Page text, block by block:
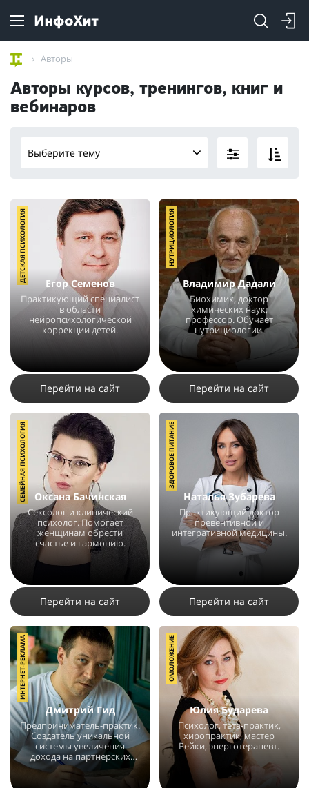
Авторы
Авторы курсов, тренингов, книг и
вебинаров
Выберите тему
Егор Семенов
Практикующий специалист
в области
нейропсихологической
коррекции детей.
ДЕТСКАЯ ПСИХОЛОГИЯ
Перейти на сайт
Владимир Дадали
Биохимик, доктор
химических наук,
профессор. Обучает
нутрициологии.
НУТРИЦИОЛОГИЯ
Перейти на сайт
Оксана Бачинская
Сексолог и клинический
психолог. Помогает
женщинам обрести
счастье и гармонию.
СЕМЕЙНАЯ ПСИХОЛОГИЯ
Перейти на сайт
Наталья Зубарева
Практикующий доктор
превентивной и
интегративной медицины.
ЗДОРОВОЕ ПИТАНИЕ
Перейти на сайт
Дмитрий Гид
Предприниматель-практик.
Создатель уникальной
системы увеличения
дохода на партнерских
программах.
ИНТЕРНЕТ-РЕКЛАМА
Юлия Бударева
Психолог, тета-практик,
хиропрактик, мастер
Рейки, энерготерапевт.
24772 16
ОМОЛОЖЕНИЕ